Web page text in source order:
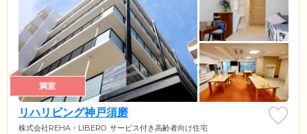
満室
リハリビング神戸須磨
株式会社REHA・LIBERO サービス付き高齢者向け住宅